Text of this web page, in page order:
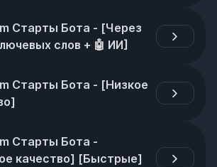
Старты Бота - [Через
слов + 🤖 ИИ]
Старты Бота - [Низкое
Старты Бота -
качество] [Быстрые]